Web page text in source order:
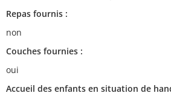
Repas fournis :
non
Couches fournies :
oui
Accueil des enfants en situation de